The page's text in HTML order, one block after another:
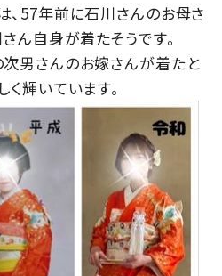
57年前に石川さんのお母さ
ん自身が着たそうです。
男さんのお嫁さんが着たと
輝いています。